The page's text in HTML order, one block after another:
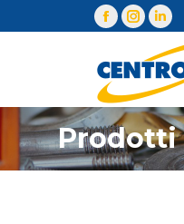
Prodotti